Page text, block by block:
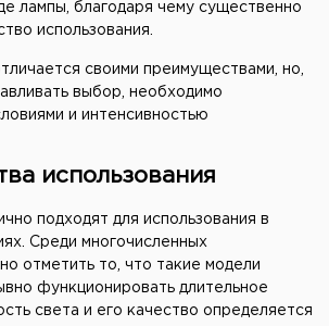
лампы, благодаря чему существенно
использования.
своими преимуществами, но,
выбор, необходимо
и интенсивностью
использования
подходят для использования в
Среди многочисленных
отметить то, что такие модели
функционировать длительное
света и его качество определяется